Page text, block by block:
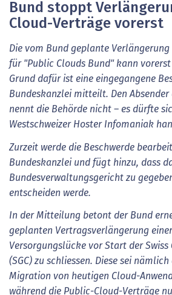
Bund stoppt
Cloud-Verträge vorerst
Die vom Bund geplante
für "Public Clouds Bund" kann
Grund dafür ist eine eingegangene
Bundeskanzlei mitteilt. Den Absender
nennt die Behörde nicht – es dürfte
Westschweizer Hoster Infomaniak
Zurzeit werde die Beschwerde
Bundeskanzlei und fügt hinzu, dass
Bundesverwaltungsgericht zu
entscheiden werde.
In der Mitteilung betont der Bund
geplanten Vertragsverlängerung
Versorgungslücke vor Start der Swiss
(SGC) zu schliessen. Diese sei
Migration von heutigen Cloud-
während die Public-Cloud-Verträge